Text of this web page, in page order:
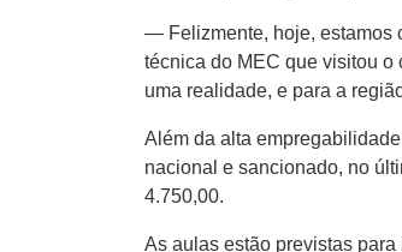
— Felizmente, hoje, estamos
técnica do MEC que visitou o
uma realidade, e para a
Além da alta
nacional e sancionado, no
4.750,00.
As aulas estão previstas